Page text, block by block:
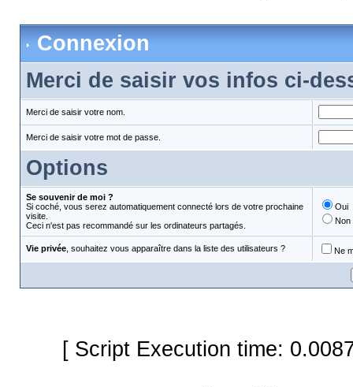
Connexion
Merci de saisir vos infos ci-
Merci de saisir votre nom.
Merci de saisir votre mot de passe.
Options
Se souvenir de moi ?
Si coché, vous serez automatiquement connecté lors de votre prochaine
visite.
Ceci n'est pas recommandé sur les ordinateurs partagés.
Oui
Non
Vie privée, souhaitez vous apparaître dans la liste des utilisateurs ? Ne
[ Script Execution time: